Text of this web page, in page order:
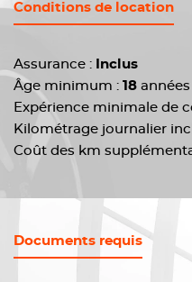
Conditions de location
Assurance :
Inclus
Âge minimum : 18 années
Expérience minimale de
Kilométrage journalier
Coût des km
Documents requis